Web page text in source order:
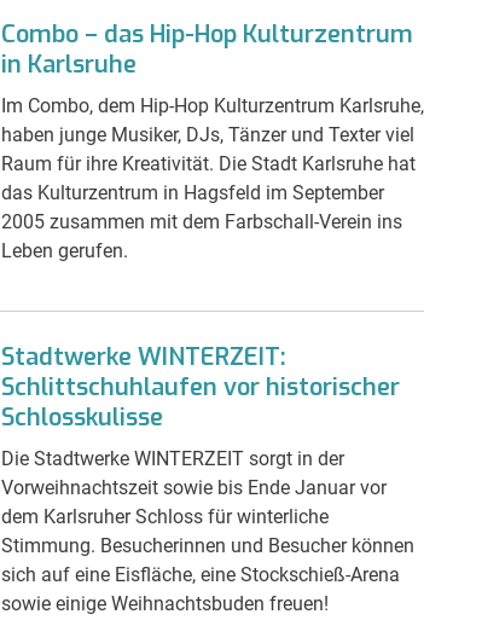
Combo – das Hip-Hop Kulturzentrum
in Karlsruhe
Im Combo, dem Hip-Hop Kulturzentrum Karlsruhe,
haben junge Musiker, DJs, Tänzer und Texter viel
Raum für ihre Kreativität. Die Stadt Karlsruhe hat
das Kulturzentrum in Hagsfeld im September
2005 zusammen mit dem Farbschall-Verein ins
Leben gerufen.
Stadtwerke WINTERZEIT:
Schlittschuhlaufen vor historischer
Schlosskulisse
Die Stadtwerke WINTERZEIT sorgt in der
Vorweihnachtszeit sowie bis Ende Januar vor
dem Karlsruher Schloss für winterliche
Stimmung. Besucherinnen und Besucher können
sich auf eine Eisfläche, eine Stockschieß-Arena
sowie einige Weihnachtsbuden freuen!